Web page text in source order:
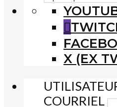
X (EX
COURRIEL